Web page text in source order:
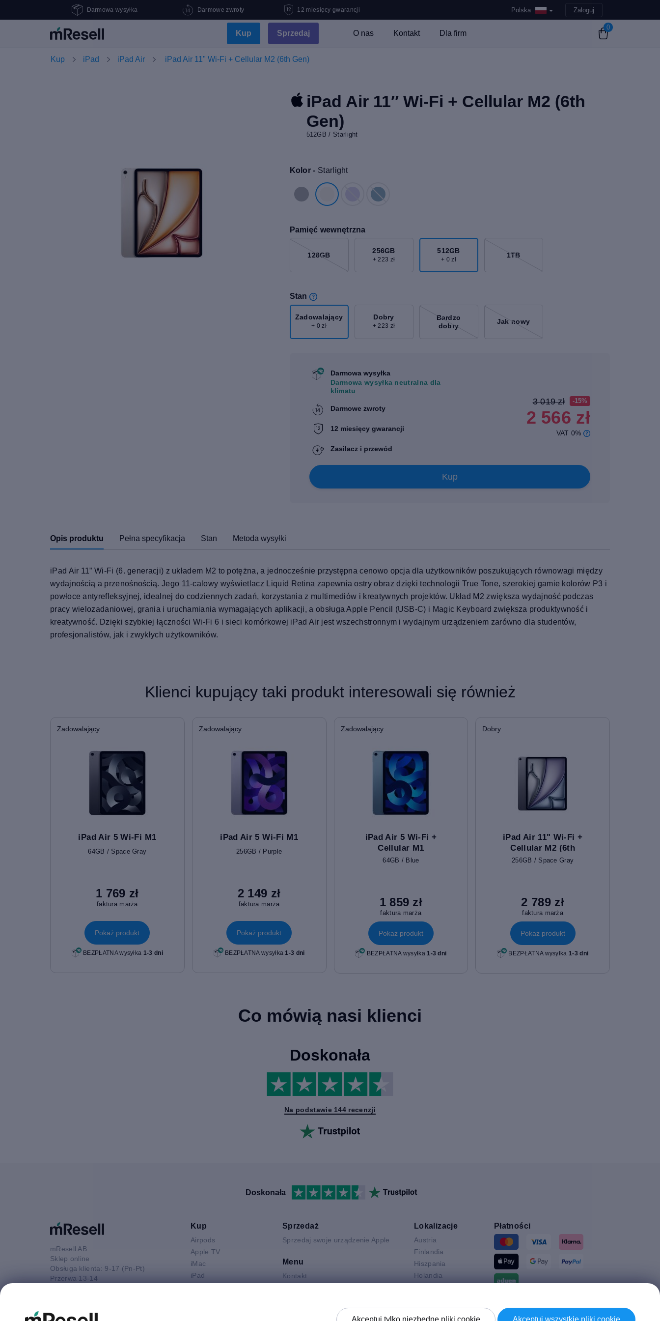
Darmowa wysyłka Darmowe zwroty 12 miesięcy gwarancji Polska Zaloguj
Kup Sprzedaj O nas Kontakt Dla firm
0
Kup iPad iPad Air iPad Air 11" Wi-Fi + Cellular M2 (6th Gen)
iPad Air 11″ Wi-Fi + Cellular M2 (6th
Gen)
512GB / Starlight
Kolor - Starlight
Pamięć wewnętrzna
128GB
256GB
+ 223 zł
512GB
+ 0 zł
1TB
Stan
Zadowalający
+ 0 zł
Dobry
+ 223 zł
Bardzo
dobry
Jak nowy
Darmowa wysyłka
Darmowa wysyłka neutralna dla
klimatu
Darmowe zwroty
12 miesięcy gwarancji
Zasilacz i przewód
3 019 zł -15%
2 566 zł
VAT 0%
Kup
Opis produktu Pełna specyfikacja Stan Metoda wysyłki
iPad Air 11” Wi-Fi (6. generacji) z układem M2 to potężna, a jednocześnie przystępna cenowo opcja dla użytkowników poszukujących równowagi między
wydajnością a przenośnością. Jego 11-calowy wyświetlacz Liquid Retina zapewnia ostry obraz dzięki technologii True Tone, szerokiej gamie kolorów P3 i
powłoce antyrefleksyjnej, idealnej do codziennych zadań, korzystania z multimediów i kreatywnych projektów. Układ M2 zwiększa wydajność podczas
pracy wielozadaniowej, grania i uruchamiania wymagających aplikacji, a obsługa Apple Pencil (USB‑C) i Magic Keyboard zwiększa produktywność i
kreatywność. Dzięki szybkiej łączności Wi-Fi 6 i sieci komórkowej iPad Air jest wszechstronnym i wydajnym urządzeniem zarówno dla studentów,
profesjonalistów, jak i zwykłych użytkowników.
Klienci kupujący taki produkt interesowali się również
Zadowalający
iPad Air 5 Wi-Fi M1
64GB / Space Gray
1 769 zł
faktura marża
Pokaż produkt
BEZPŁATNA wysyłka 1-3 dni
Zadowalający
iPad Air 5 Wi-Fi M1
256GB / Purple
2 149 zł
faktura marża
Pokaż produkt
BEZPŁATNA wysyłka1-3 dni
Zadowalający
iPad Air 5 Wi-Fi +
Cellular M1
64GB / Blue
1 859 zł
faktura marża
Pokaż produkt
BEZPŁATNA wysyłka1-3 dni
Dobry
iPad Air 11" Wi-Fi +
Cellular M2 (6th
Gen)
256GB / Space Gray
2 789 zł
faktura marża
Pokaż produkt
BEZPŁATNA wysyłka 1-3 dni
Co mówią nasi klienci
Doskonała
Na podstawie 144 recenzji
Doskonała
mResell AB
Sklep online
Obsługa klienta: 9-17 (Pn-Pt)
Przerwa 13-14
kontakt@mresell.pl
Kup
Airpods
Apple TV
iMac
iPad
Sprzedaż
Sprzedaj swoje urządzenie Apple
Menu
Kontakt
Polityka prywatności
Lokalizacje
Austria
Finlandia
Hiszpania
Holandia
Szwecja
Płatności
Wysyłki z
Akceptuj tylko niezbędne pliki cookie
Akceptuj wszystkie pliki cookie